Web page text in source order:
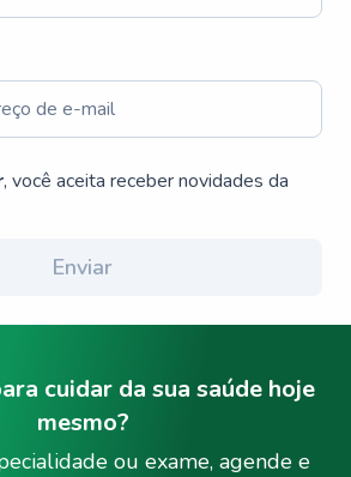
, você aceita receber novidades da
Enviar
cuidar da sua saúde hoje
mesmo?
ou exame, agende e